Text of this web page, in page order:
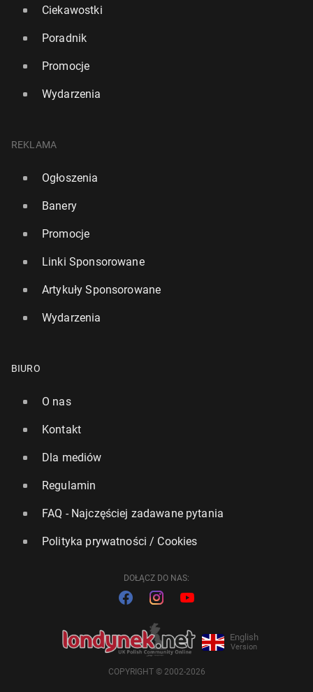
Ciekawostki
Poradnik
Promocje
Wydarzenia
REKLAMA
Ogłoszenia
Banery
Promocje
Linki Sponsorowane
Artykuły Sponsorowane
Wydarzenia
BIURO
O nas
Kontakt
Dla mediów
Regulamin
FAQ - Najczęściej zadawane pytania
Polityka prywatności / Cookies
DOŁĄCZ DO NAS:
English
Version
COPYRIGHT © 2002-2026